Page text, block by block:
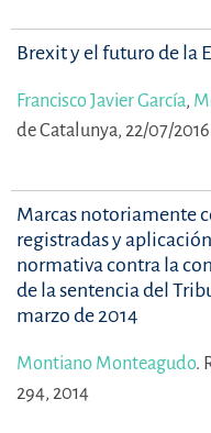
Brexit y el futuro de la
Francisco Javier García,
de Catalunya, 22/07/2016
Marcas notoriamente
registradas y
normativa contra la
de la sentencia del
marzo de 2014
Montiano Monteagudo.
294, 2014